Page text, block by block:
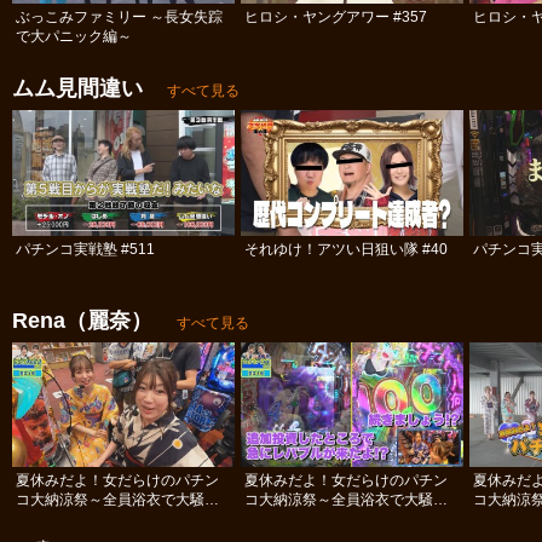
ぶっこみファミリー ～長女失踪
で大パニック編～
ヒロシ・ヤングアワー #357 ヒロシ・
ムム見間違い すべて見る
パチンコ実戦塾 #511 それゆけ！アツい日狙い隊 #40 パチンコ
Rena（麗奈） すべて見る
夏休みだよ！女だらけのパチン
コ大納涼祭～全員浴衣で大騒ぎ
夏休みだよ！女だらけのパチン
コ大納涼祭～全員浴衣で大騒ぎ
夏休みだ
コ大納涼